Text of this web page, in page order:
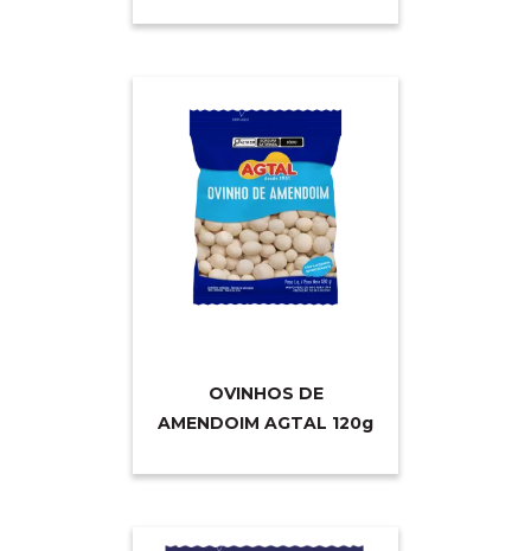
OVINHOS DE
AMENDOIM AGTAL 120g